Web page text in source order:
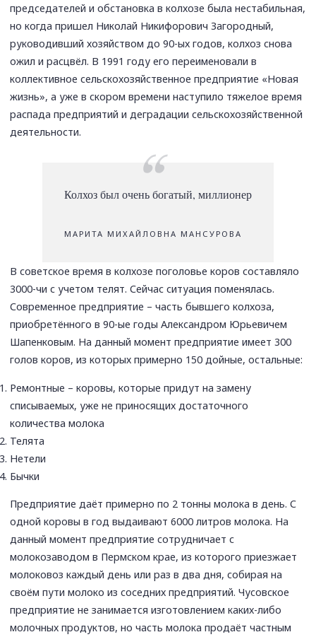
председателей и обстановка в колхозе была нестабильная,
но когда пришел Николай Никифорович Загородный,
руководивший хозяйством до 90-ых годов, колхоз снова
ожил и расцвёл. В 1991 году его переименовали в
коллективное сельскохозяйственное предприятие «Новая
жизнь», а уже в скором времени наступило тяжелое время
распада предприятий и деградации сельскохозяйственной
деятельности.
Колхоз был очень богатый, миллионер
МАРИТА МИХАЙЛОВНА МАНСУРОВА
В советское время в колхозе поголовье коров составляло
3000-чи с учетом телят. Сейчас ситуация поменялась.
Современное предприятие – часть бывшего колхоза,
приобретённого в 90-ые годы Александром Юрьевичем
Шапенковым. На данный момент предприятие имеет 300
голов коров, из которых примерно 150 дойные, остальные:
Ремонтные – коровы, которые придут на замену
списываемых, уже не приносящих достаточного
количества молока
Телята
Нетели
Бычки
Предприятие даёт примерно по 2 тонны молока в день. С
одной коровы в год выдаивают 6000 литров молока. На
данный момент предприятие сотрудничает с
молокозаводом в Пермском крае, из которого приезжает
молоковоз каждый день или раз в два дня, собирая на
своём пути молоко из соседних предприятий. Чусовское
предприятие не занимается изготовлением каких-либо
молочных продуктов, но часть молока продаёт частным